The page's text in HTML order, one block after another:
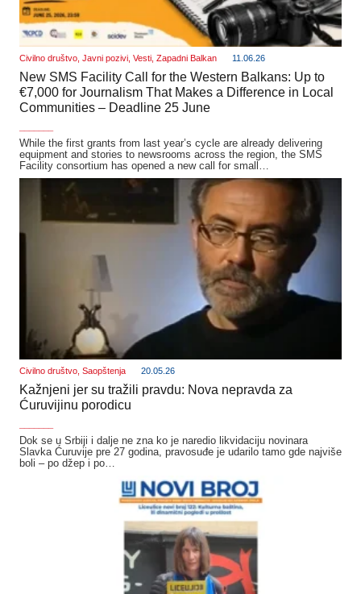
Civilno društvo, Javni pozivi, Vesti, Zapadni Balkan 11.06.26
New SMS Facility Call for the Western Balkans: Up to
€7,000 for Journalism That Makes a Difference in Local
Communities – Deadline 25 June
While the first grants from last year’s cycle are already delivering
equipment and stories to newsrooms across the region, the SMS
Facility consortium has opened a new call for small…
Civilno društvo, Saopštenja 20.05.26
Kažnjeni jer su tražili pravdu: Nova nepravda za
Ćuruvijinu porodicu
Dok se u Srbiji i dalje ne zna ko je naredio likvidaciju novinara
Slavka Ćuruvije pre 27 godina, pravosuđe je udarilo tamo gde najviše
boli – po džep i po…